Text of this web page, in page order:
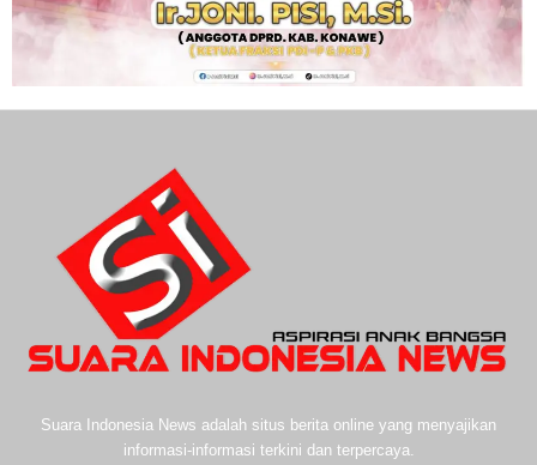
Suara Indonesia News adalah situs berita online yang menyajikan
informasi-informasi terkini dan terpercaya.